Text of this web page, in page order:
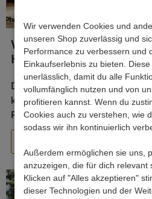
Wir verwenden Cookies und
unseren Shop zuverlässig und
Performance zu verbessern und
Einkaufserlebnis zu bieten.
unerlässlich, damit du alle
vollumfänglich nutzen und von
profitieren kannst. Wenn du
Cookies auch zu verstehen, wie
sodass wir ihn kontinuierlich
Außerdem ermöglichen sie uns,
anzuzeigen, die für dich relevant
Klicken auf "Alles akzeptieren"
dieser Technologien und der
Wenn Tradition auf
Kolonialstil
Dunkle Möbel, stilvoll und üppig,
kombiniert mit farbenfrohen
Rattan oder Leder...